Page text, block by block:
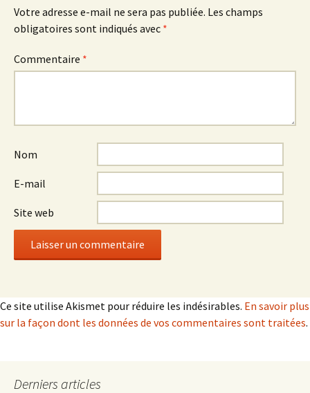
Votre adresse e-mail ne sera pas publiée. Les champs
obligatoires sont indiqués avec *
Commentaire *
Nom
E-mail
Site web
Ce site utilise Akismet pour réduire les indésirables. En savoir plus
sur la façon dont les données de vos commentaires sont traitées.
Derniers articles